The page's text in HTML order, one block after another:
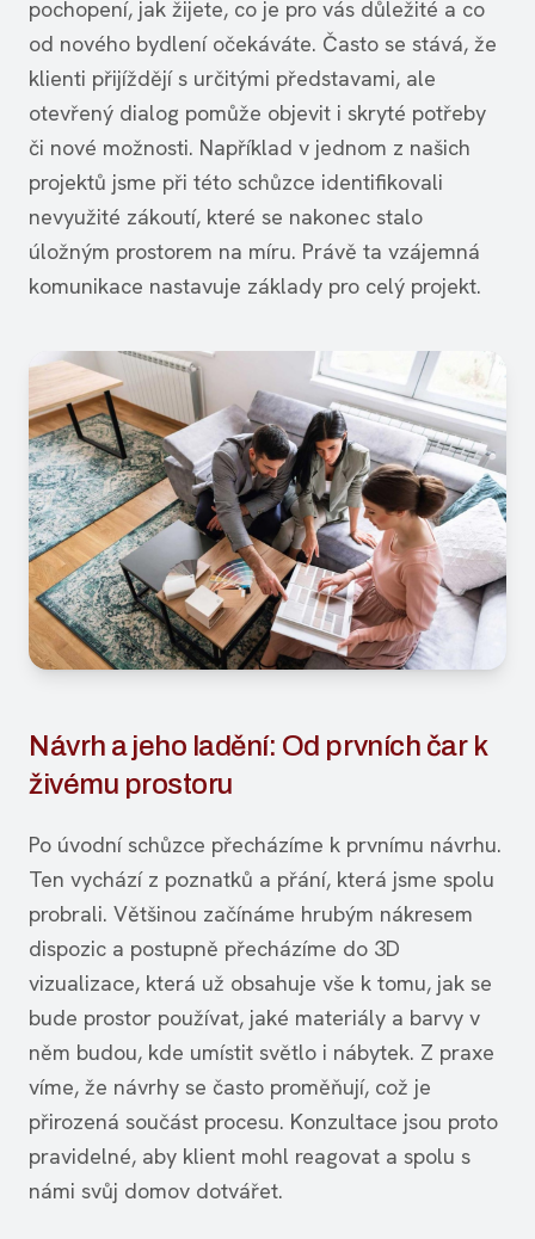
pochopení, jak žijete, co je pro vás důležité a co
od nového bydlení očekáváte. Často se stává, že
klienti přijíždějí s určitými představami, ale
otevřený dialog pomůže objevit i skryté potřeby
či nové možnosti. Například v jednom z našich
projektů jsme při této schůzce identifikovali
nevyužité zákoutí, které se nakonec stalo
úložným prostorem na míru. Právě ta vzájemná
komunikace nastavuje základy pro celý projekt.
Návrh a jeho ladění: Od prvních čar k
živému prostoru
Po úvodní schůzce přecházíme k prvnímu návrhu.
Ten vychází z poznatků a přání, která jsme spolu
probrali. Většinou začínáme hrubým nákresem
dispozic a postupně přecházíme do 3D
vizualizace, která už obsahuje vše k tomu, jak se
bude prostor používat, jaké materiály a barvy v
něm budou, kde umístit světlo i nábytek. Z praxe
víme, že návrhy se často proměňují, což je
přirozená součást procesu. Konzultace jsou proto
pravidelné, aby klient mohl reagovat a spolu s
námi svůj domov dotvářet.